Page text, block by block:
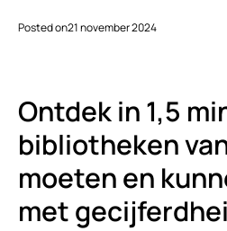
Posted on21 november 2024
Ontdek in 1,5
bibliotheken
moeten en
met